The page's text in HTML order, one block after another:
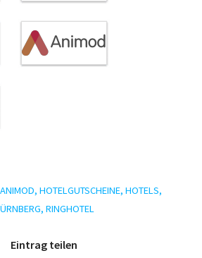
ANIMOD,HOTELGUTSCHEINE,HOTELS,
,RINGHOTEL
Eintrag teilen